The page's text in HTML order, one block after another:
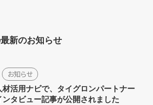
新のお知らせ
お知らせ
活用ナビで、タイグロンパートナー
タビュー記事が公開されました